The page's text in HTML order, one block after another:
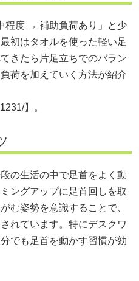
程度 → 補助負荷あり」と少
初はタオルを使った軽い足
きたら片足立ちでのバラン
荷を加えていく方法が紹介
】。
の生活の中で足首をよく動
ングアップに足首回しを取
む姿勢を意識することで、
れています。特にデスクワ
でも足首を動かす習慣が効